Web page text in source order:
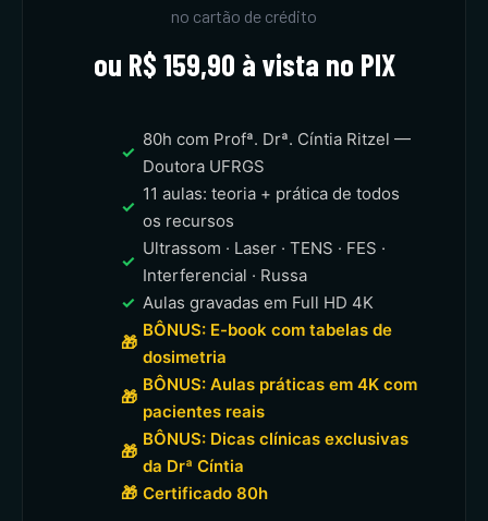
no cartão de crédito
ou R$ 159,90 à vista no PIX
✓
80h com Profª. Drª. Cíntia Ritzel —
Doutora UFRGS
✓
11 aulas: teoria + prática de todos
os recursos
✓
Ultrassom · Laser · TENS · FES ·
Interferencial · Russa
✓ Aulas gravadas em Full HD 4K
🎁
BÔNUS: E-book com tabelas de
dosimetria
🎁
BÔNUS: Aulas práticas em 4K com
pacientes reais
🎁
BÔNUS: Dicas clínicas exclusivas
da Drª Cíntia
🎁 Certificado 80h